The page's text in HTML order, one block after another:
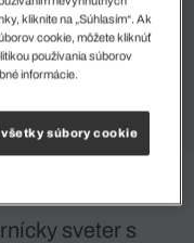
sveter s
kliknite na „Súhlasím“. Ak
cookie, môžete kliknúť
používania súborov
informácie.
súbory cookie